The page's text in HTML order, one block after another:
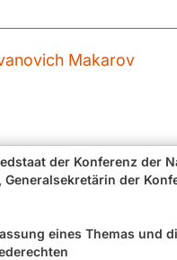
Makarov
der Konferenz der
Generalsekretärin der
eines Themas und